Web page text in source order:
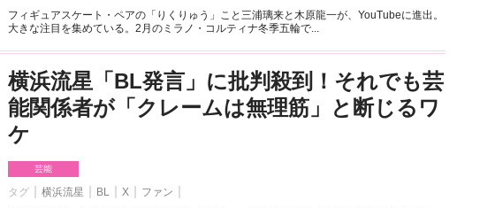
フィギュアスケート・ペアの「りくりゅう」こと三浦璃来と木原龍一が、YouTubeに進出。
大きな注目を集めている。2月のミラノ・コルティナ冬季五輪で...
横浜流星「BL発言」に批判殺到！それでも芸
能関係者が「クレームは無理筋」と断じるワ
ケ
芸能
タグ 横浜流星 BL X
ファン